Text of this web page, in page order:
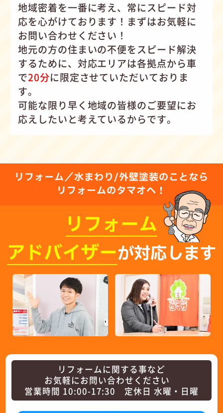
地域密着を一番に考え、常にスピード対
応を心がけております！まずはお気軽に
お問い合わせください！
地元の方の住まいの不便をスピード解決
するために、対応エリアは各拠点から車
で20分に限定させていただいておりま
す。
可能な限り早く地域の皆様のご要望にお
応えしたいと考えているからです。
リフォーム／水まわり/外壁塗装のことなら
リフォームのタマオへ！
リフォーム
アドバイザーが対応します
リフォームに関する事など
お気軽にお問い合わせください
営業時間 10:00-17:30 定休日 水曜・日曜